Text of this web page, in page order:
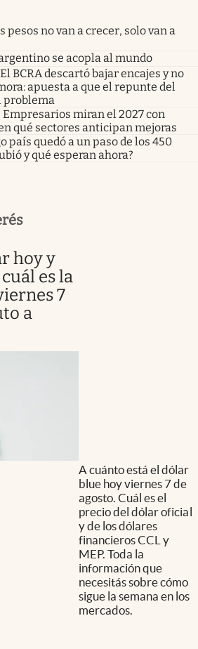
pesos no van a crecer, solo van a
se acopla al mundo
El BCRA descartó bajar encajes y no
apuesta a que el repunte del
problema
Empresarios miran el 2027 con
qué sectores anticipan mejoras
país quedó a un paso de los 450
y qué esperan ahora?
hoy y
es la
7
a
A cuánto está el dólar
blue hoy viernes 7 de
agosto. Cuál es el
precio del dólar oficial
y de los dólares
financieros CCL y
MEP. Toda la
información que
necesitás sobre cómo
sigue la semana en los
mercados.